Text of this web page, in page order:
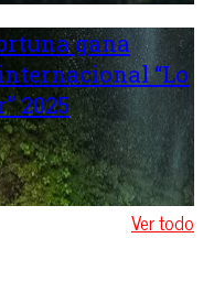
gana
“Lo
2025
Ver todo